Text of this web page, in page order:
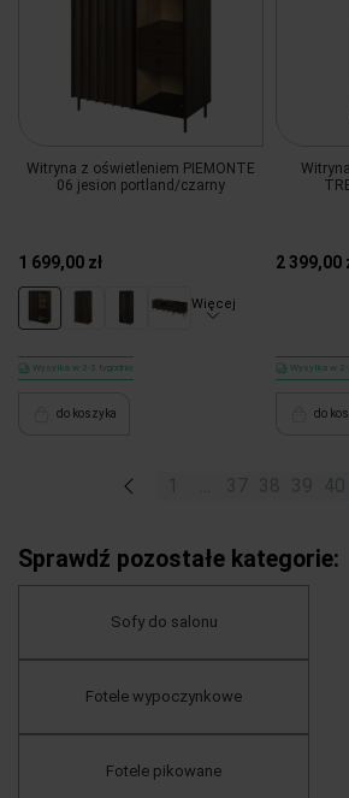
Witryna z oświetleniem PIEMONTE
06 jesion portland/czarny
1 699,00 zł
Więcej
Wysyłka w 2-3 tygodnie
do koszyka
2 399,00
Wysyłka w
do
«
Sprawdź pozostałe kategorie:
Sofy do salonu
Fotele wypoczynkowe
Fotele pikowane